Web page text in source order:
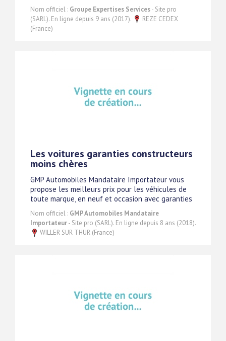
Nom officiel : Groupe Expertises Services- Site pro
(SARL). En ligne depuis 9 ans (2017).
REZE CEDEX
(France)
Les voitures garanties constructeurs
moins chères
GMP Automobiles Mandataire Importateur vous
propose les meilleurs prix pour les véhicules de
toute marque, en neuf et occasion avec garanties
Nom officiel : GMP Automobiles Mandataire
Importateur- Site pro (SARL). En ligne depuis 8 ans (2018).
WILLER SUR THUR (France)